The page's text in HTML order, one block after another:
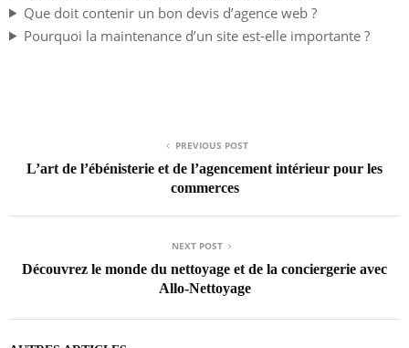
Que doit contenir un bon devis d’agence web ?
Pourquoi la maintenance d’un site est-elle importante ?
PREVIOUS POST
L’art de l’ébénisterie et de l’agencement intérieur pour les
commerces
NEXT POST
Découvrez le monde du nettoyage et de la conciergerie avec
Allo-Nettoyage